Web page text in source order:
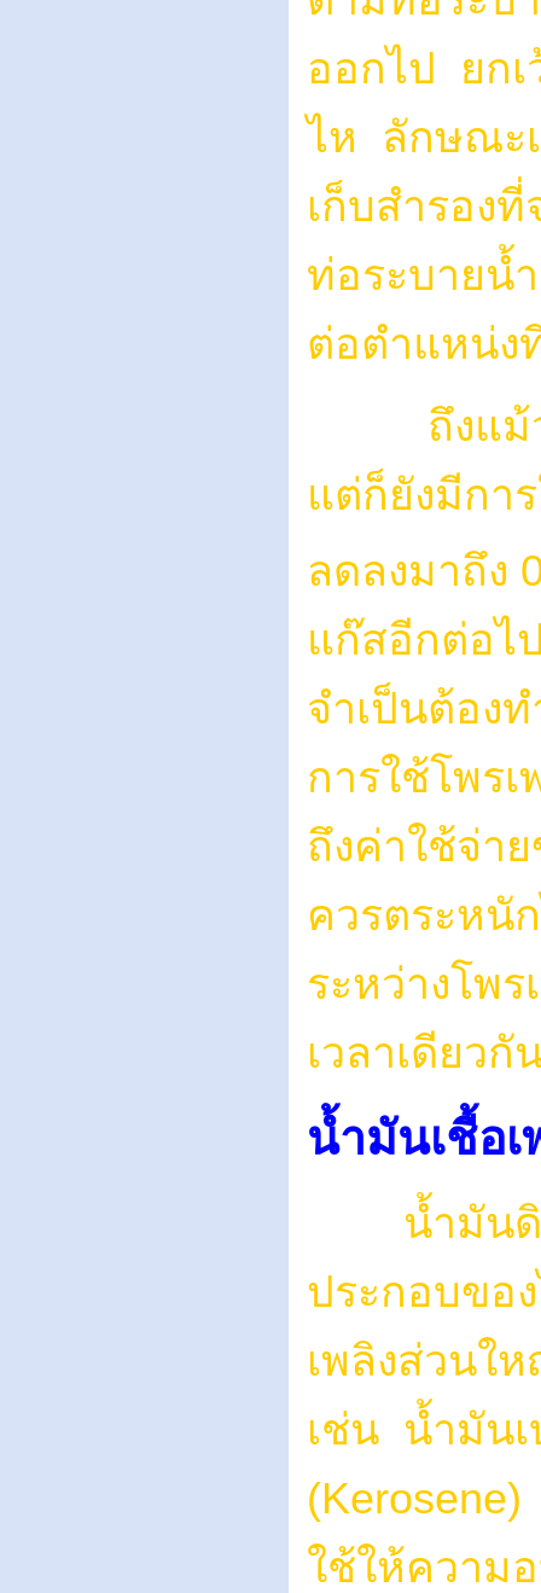
ออกไป ยก
ไห ลักษณะ
เก็บสำรอง
ท่อระบายน้
ต่อตำแหน่ง
ถึงแม้ว่า
แต่ก็ยังมีกา
ลดลงมาถึง
แก๊สอีกต่อไ
จำเป็นต้อง
การใช้โพร
ถึงค่าใช้จ่า
ควรตระหนั
ระหว่างโพ
เวลาเดียวกั
น้ำมันเชื้อ
น้ำมัน
ประกอบขอ
เพลิงส่วนใ
เช่น น้ำมัน
ใช้ให้ความ